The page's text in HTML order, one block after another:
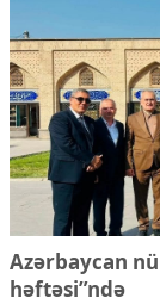
Azərbaycan
həftəsi”ndə